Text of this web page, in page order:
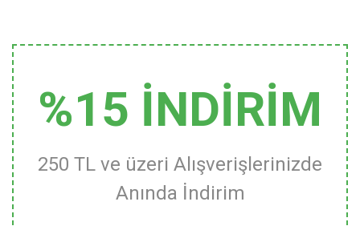
%15 İNDİRİM
250 TL ve üzeri Alışverişlerinizde
Anında İndirim